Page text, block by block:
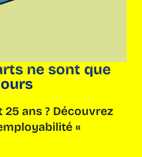
ne sont que
25 ans ? Découvrez
«